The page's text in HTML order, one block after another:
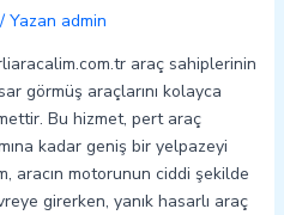
/ Yazan admin
araç sahiplerinin
görmüş araçlarını kolayca
Bu hizmet, pert araç
kadar geniş bir yelpazeyi
aracın motorunun ciddi şekilde
girerken, yanık hasarlı araç